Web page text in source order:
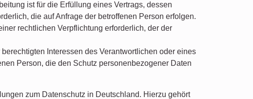
ist für die Erfüllung eines Vertrags, dessen
die auf Anfrage der betroffenen Person erfolgen.
rechtlichen Verpflichtung erforderlich, der der
Interessen des Verantwortlichen oder eines
Person, die den Schutz personenbezogener Daten
zum Datenschutz in Deutschland. Hierzu gehört